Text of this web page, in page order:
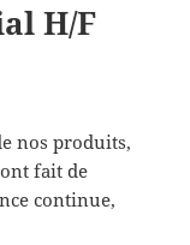
H/F
nos produits,
fait de
continue,